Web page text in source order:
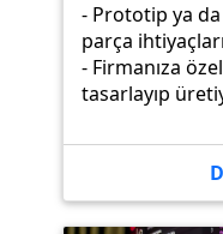
- Prototip ya da
parça
- Firmanıza
tasarlayıp